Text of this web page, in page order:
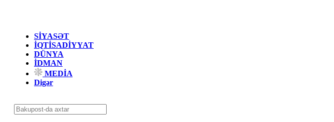
SİYASƏT
İQTİSADİYYAT
DÜNYA
İDMAN
MEDİA
Digər